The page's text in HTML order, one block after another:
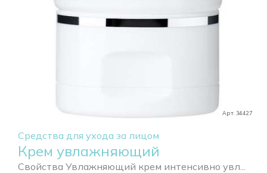
Арт. 34427
Средства для ухода за лицом
Крем увлажняющий
Свойства Увлажняющий крем интенсивно увл...